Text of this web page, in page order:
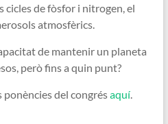
cicles de fòsfor i nitrogen, el
atmosfèrics.
de mantenir un planeta
però fins a quin punt?
del congrésaquí.